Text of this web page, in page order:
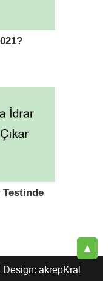
Testinde
▲
akrepKral